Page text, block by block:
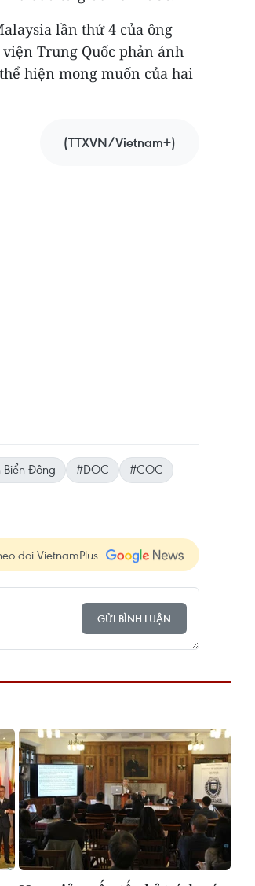
lần thứ 4 của ông
Trung Quốc phản ánh
hiện mong muốn của hai
(TTXVN/Vietnam+)
Biển Đông #DOC
#COC
dõi VietnamPlus
GỬI BÌNH LUẬN